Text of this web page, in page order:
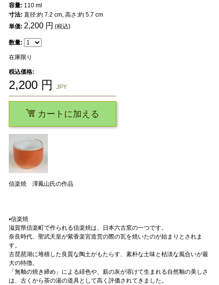
信楽焼 澤鳳山氏の作品
▪️信楽焼
滋賀県信楽町で作られる信楽焼は、日本六古窯の一つです。
奈良時代、聖武天皇が紫香楽宮造営の際の瓦を焼いたのが始まりとされま
す。
古琵琶湖に堆積した良質な陶土がもたらす、素朴な土味と枯淡な風合いが最
大の特徴。
「無釉の焼き締め」による緋色や、薪の灰が溶けて生まれる自然釉の美しさ
は、古くから茶の湯の道具として高く評価されてきました。
容量: 110 ml
寸法: 直径:約 7.2 cm, 高さ:約 5.7 cm
単価: 2,200円 (税込)
数量:
在庫限り
税込価格:
2,200円 JPY
カートに加える